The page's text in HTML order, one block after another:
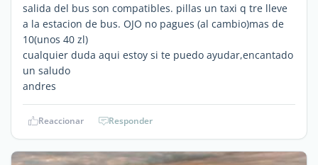
salida del bus son compatibles. pillas un taxi q tre lleve
a la estacion de bus. OJO no pagues (al cambio)mas de
10(unos 40 zl)
cualquier duda aqui estoy si te puedo ayudar,encantado
un saludo
andres
Reaccionar Responder